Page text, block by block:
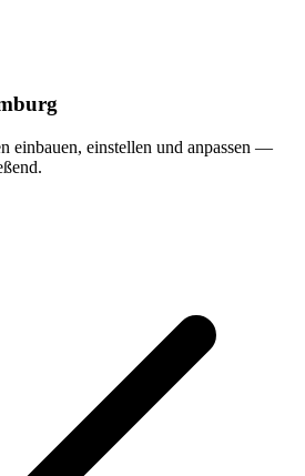
einbauen, einstellen und anpassen —